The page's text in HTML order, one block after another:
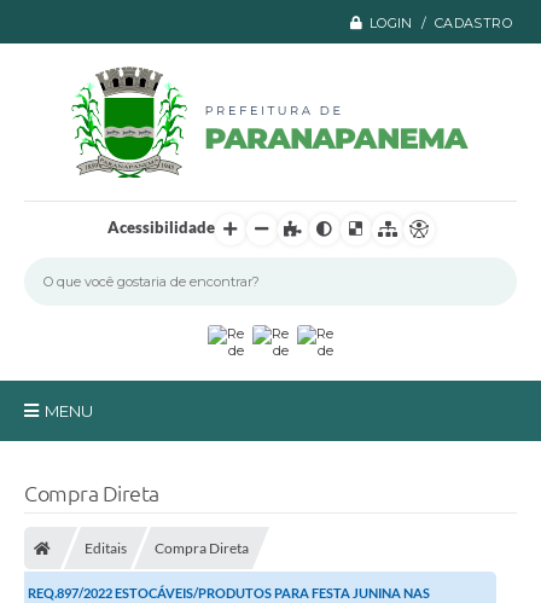
LOGIN / CADASTRO
Acessibilidade
MENU
Compra Direta
Editais Compra Direta
REQ.897/2022 ESTOCÁVEIS/PRODUTOS PARA FESTA JUNINA NAS